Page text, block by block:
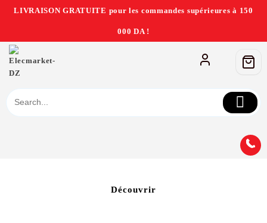
LIVRAISON GRATUITE pour les commandes supérieures à 150
000 DA !
Découvrir